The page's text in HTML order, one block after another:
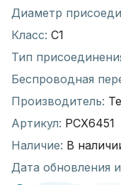
Диаметр
Класс: С1
Тип
Беспроводная
Производитель:
Артикул: РСХ6451
Наличие: В
Дата обновления